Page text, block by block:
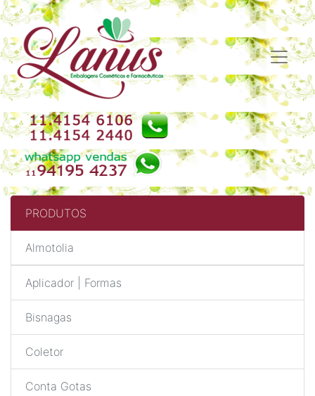
PRODUTOS
Almotolia
Aplicador | Formas
Bisnagas
Coletor
Conta Gotas